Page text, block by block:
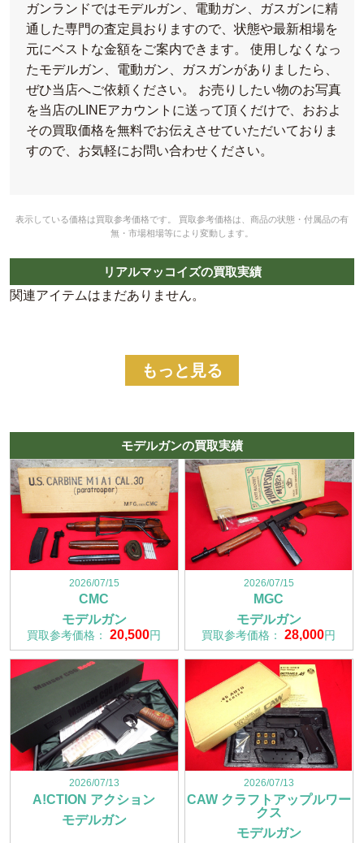
ガンランドではモデルガン、電動ガン、ガスガンに精
通した専門の査定員おりますので、状態や最新相場を
元にベストな金額をご案内できます。 使用しなくなっ
たモデルガン、電動ガン、ガスガンがありましたら、
ぜひ当店へご依頼ください。 お売りしたい物のお写真
を当店のLINEアカウントに送って頂くだけで、おおよ
その買取価格を無料でお伝えさせていただいておりま
すので、お気軽にお問い合わせください。
表示している価格は買取参考価格です。 買取参考価格は、商品の状態・付属品の有
無・市場相場等により変動します。
リアルマッコイズの買取実績
関連アイテムはまだありません。
もっと見る
モデルガンの買取実績
2026/07/15
CMC
モデルガン
買取参考価格：20,500円
2026/07/15
MGC
モデルガン
買取参考価格：28,000円
2026/07/13
A!CTION アクション
モデルガン
2026/07/13
CAW クラフトアップルワー
クス
モデルガン